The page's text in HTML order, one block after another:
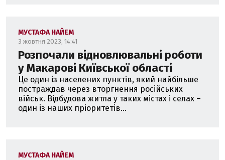
МУСТАФА НАЙЕМ
3 жовтня 2023, 14:41
Розпочали відновлювальні роботи
у Макарові Київської області
Це один із населених пунктів, який найбільше
постраждав через вторгнення російських
військ. Відбудова житла у таких містах і селах –
один із наших пріоритетів...
МУСТАФА НАЙЕМ